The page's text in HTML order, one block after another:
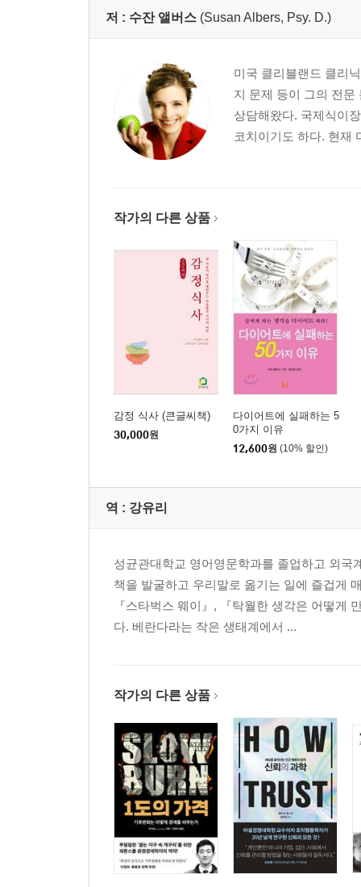
저 : 수잔 앨버스 (Susan Albers, Psy. D.)
미국 클리블랜드 클리
지 문제 등이 그의 전문
상담해왔다. 국제식이
코치이기도 하다. 현재
작가의 다른 상품
감정 식사 (큰글씨책)
30,000원
다이어트에 실패하는 5
0가지 이유
12,600원 (10% 할인)
역 : 강유리
성균관대학교 영어영문학과를 졸업하고 외
책을 발굴하고 우리말로 옮기는 일에 즐겁게
『스타벅스 웨이』, 『탁월한 생각은 어떻게
다. 베란다라는 작은 생태계에서 ...
작가의 다른 상품